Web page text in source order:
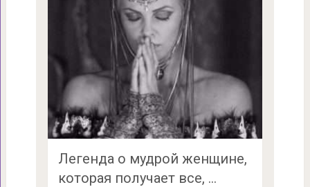
Легенда о мудрой женщине,
которая получает все, …